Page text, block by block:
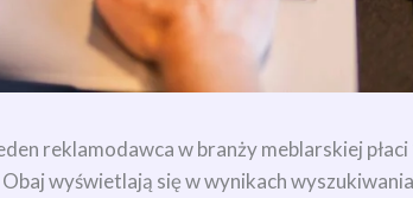
reklamodawca w branży meblarskiej płaci
Obaj wyświetlają się w wynikach